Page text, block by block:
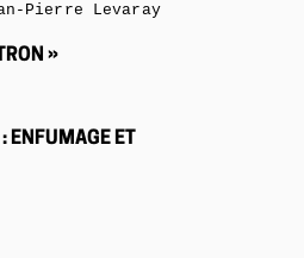
Pierre Levaray
»
ENFUMAGE ET